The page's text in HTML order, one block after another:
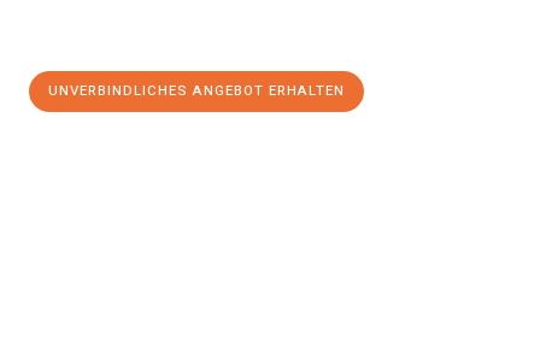
UNVERBINDLICHES ANGEBOT ERHALTEN